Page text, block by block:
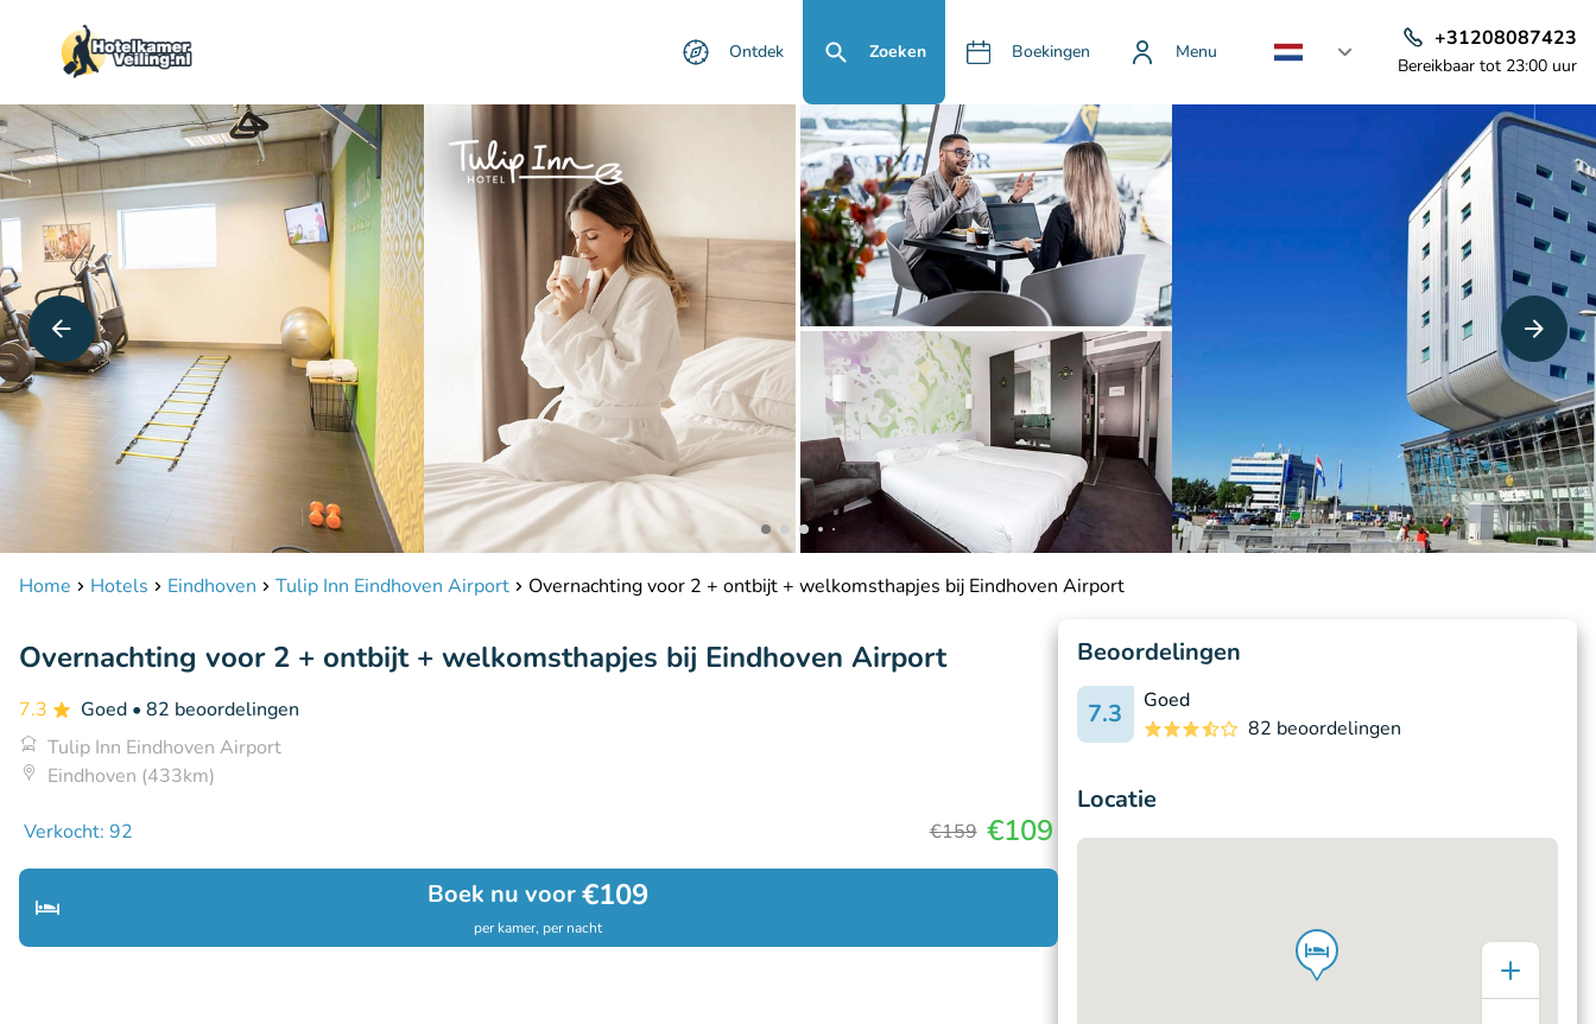
Ontdek Zoeken Boekingen Menu
+31208087423
Bereikbaar tot 23:00 uur
Home Hotels Eindhoven Tulip Inn Eindhoven Airport Overnachting voor 2 + ontbijt + welkomsthapjes bij Eindhoven Airport
Overnachting voor 2 + ontbijt + welkomsthapjes bij Eindhoven Airport
7.3 Goed • 82 beoordelingen
Tulip Inn Eindhoven Airport
Eindhoven (433km)
Verkocht: 92 €159 €109
Boek nu voor€109
per kamer, per nacht
Beoordelingen
7.3
Goed
82 beoordelingen
Locatie